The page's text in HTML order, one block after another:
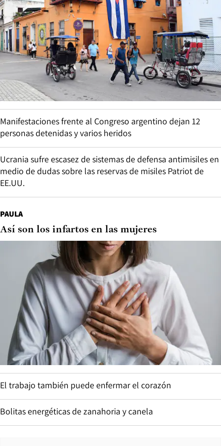
Manifestaciones frente al Congreso argentino dejan 12
personas detenidas y varios heridos
Ucrania sufre escasez de sistemas de defensa antimisiles en
medio de dudas sobre las reservas de misiles Patriot de
EE.UU.
PAULA
Así son los infartos en las mujeres
El trabajo también puede enfermar el corazón
Bolitas energéticas de zanahoria y canela